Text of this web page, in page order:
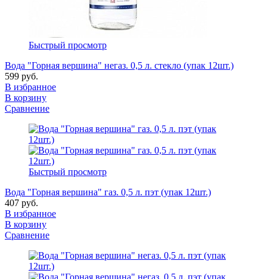
Быстрый просмотр
Вода "Горная вершина" негаз. 0,5 л. стекло (упак 12шт.)
599 руб.
В избранное
В корзину
Сравнение
Быстрый просмотр
Вода "Горная вершина" газ. 0,5 л. пэт (упак 12шт.)
407 руб.
В избранное
В корзину
Сравнение